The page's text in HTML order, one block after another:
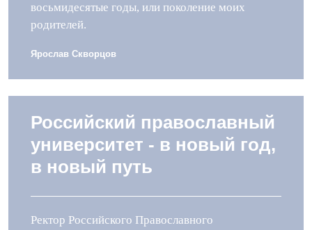
восьмидесятые годы, или поколение моих
родителей.
Ярослав Скворцов
Российский православный
университет - в новый год,
в новый путь
Ректор Российского Православного